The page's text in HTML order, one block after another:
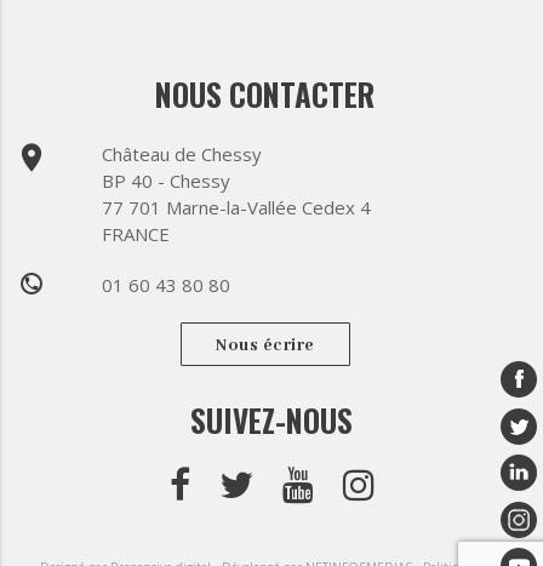
NOUS CONTACTER
place
Château de Chessy
BP 40 - Chessy
77 701 Marne-la-Vallée Cedex 4
FRANCE
phone 01 60 43 80 80
Nous écrire
SUIVEZ-NOUS